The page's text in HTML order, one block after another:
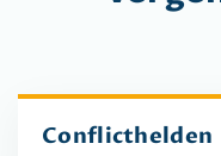
Conflicthelden